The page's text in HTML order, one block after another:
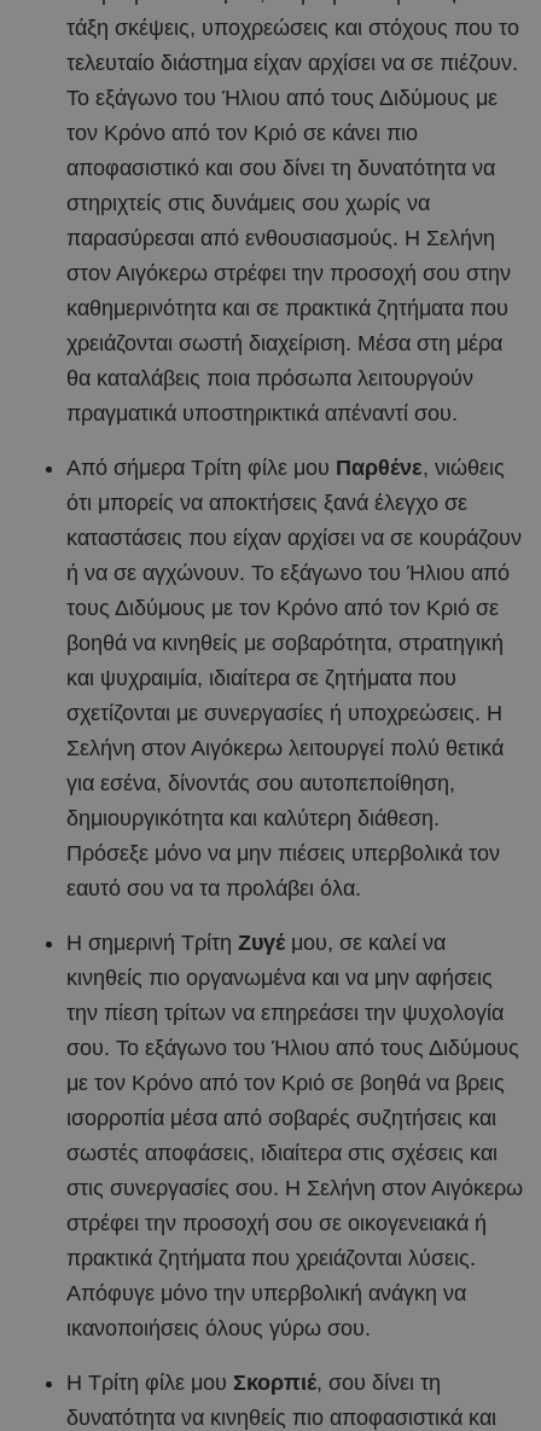
τάξη σκέψεις, υποχρεώσεις και στόχους που το
τελευταίο διάστημα είχαν αρχίσει να σε πιέζουν.
Το εξάγωνο του Ήλιου από τους Διδύμους με
τον Κρόνο από τον Κριό σε κάνει πιο
αποφασιστικό και σου δίνει τη δυνατότητα να
στηριχτείς στις δυνάμεις σου χωρίς να
παρασύρεσαι από ενθουσιασμούς. Η Σελήνη
στον Αιγόκερω στρέφει την προσοχή σου στην
καθημερινότητα και σε πρακτικά ζητήματα που
χρειάζονται σωστή διαχείριση. Μέσα στη μέρα
θα καταλάβεις ποια πρόσωπα λειτουργούν
πραγματικά υποστηρικτικά απέναντί σου.
Από σήμερα Τρίτη φίλε μου Παρθένε, νιώθεις
ότι μπορείς να αποκτήσεις ξανά έλεγχο σε
καταστάσεις που είχαν αρχίσει να σε κουράζουν
ή να σε αγχώνουν. Το εξάγωνο του Ήλιου από
τους Διδύμους με τον Κρόνο από τον Κριό σε
βοηθά να κινηθείς με σοβαρότητα, στρατηγική
και ψυχραιμία, ιδιαίτερα σε ζητήματα που
σχετίζονται με συνεργασίες ή υποχρεώσεις. Η
Σελήνη στον Αιγόκερω λειτουργεί πολύ θετικά
για εσένα, δίνοντάς σου αυτοπεποίθηση,
δημιουργικότητα και καλύτερη διάθεση.
Πρόσεξε μόνο να μην πιέσεις υπερβολικά τον
εαυτό σου να τα προλάβει όλα.
Η σημερινή Τρίτη Ζυγέ μου, σε καλεί να
κινηθείς πιο οργανωμένα και να μην αφήσεις
την πίεση τρίτων να επηρεάσει την ψυχολογία
σου. Το εξάγωνο του Ήλιου από τους Διδύμους
με τον Κρόνο από τον Κριό σε βοηθά να βρεις
ισορροπία μέσα από σοβαρές συζητήσεις και
σωστές αποφάσεις, ιδιαίτερα στις σχέσεις και
στις συνεργασίες σου. Η Σελήνη στον Αιγόκερω
στρέφει την προσοχή σου σε οικογενειακά ή
πρακτικά ζητήματα που χρειάζονται λύσεις.
Απόφυγε μόνο την υπερβολική ανάγκη να
ικανοποιήσεις όλους γύρω σου.
Η Τρίτη φίλε μου Σκορπιέ, σου δίνει τη
δυνατότητα να κινηθείς πιο αποφασιστικά και